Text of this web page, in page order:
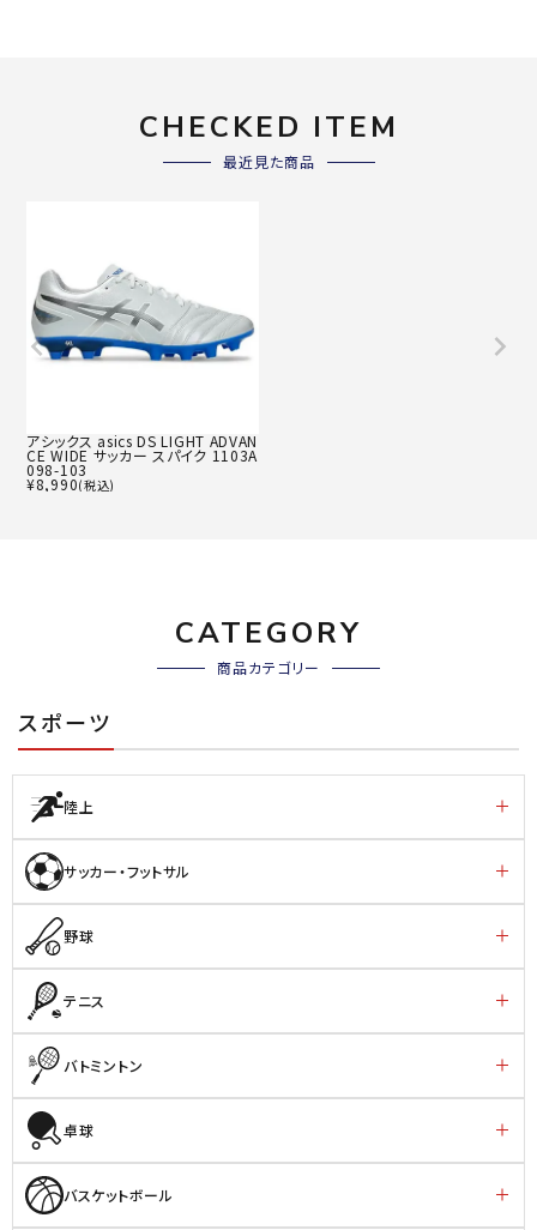
CHECKED ITEM
最近見た商品
アシックス asics DS LIGHT ADVAN
CE WIDE サッカー スパイク 1103A
098-103
¥8,990(税込)
CATEGORY
商品カテゴリー
スポーツ
陸上
サッカー・フットサル
野球
テニス
バトミントン
卓球
バスケットボール